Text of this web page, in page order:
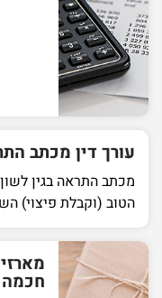
עורך דין מכתב
מכתב התראה בגין
הטוב (וקבלת פיצוי)